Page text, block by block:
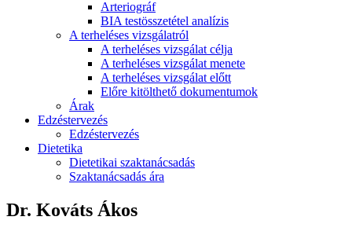
Arteriográf
BIA testösszetétel analízis
A terheléses vizsgálatról
A terheléses vizsgálat célja
A terheléses vizsgálat menete
A terheléses vizsgálat előtt
Előre kitölthető dokumentumok
Árak
Edzéstervezés
Edzéstervezés
Dietetika
Dietetikai szaktanácsadás
Szaktanácsadás ára
Dr. Kováts Ákos